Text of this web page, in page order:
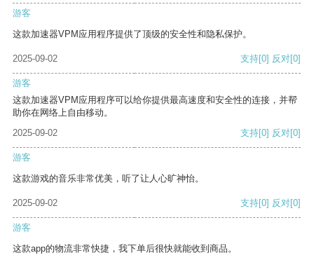
游客
这款加速器VPM应用程序提供了顶级的安全性和隐私保护。
2025-09-02 支持[0] 反对[0]
游客
这款加速器VPM应用程序可以给你提供最高速度和安全性的连接，并帮
助你在网络上自由移动。
2025-09-02
支持[0] 反对[0]
游客
这款游戏的音乐非常优美，听了让人心旷神怡。
2025-09-02 支持[0] 反对[0]
游客
这款app的物流非常快捷，我下单后很快就能收到商品。